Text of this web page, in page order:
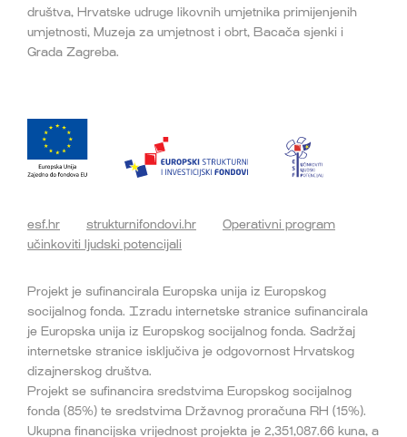
društva, Hrvatske udruge likovnih umjetnika primijenjenih
umjetnosti, Muzeja za umjetnost i obrt, Bacača sjenki i
Grada Zagreba.
esf.hr strukturnifondovi.hr
Operativni program
učinkoviti ljudski potencijali
Projekt je sufinancirala Europska unija iz Europskog
socijalnog fonda. Izradu internetske stranice sufinancirala
je Europska unija iz Europskog socijalnog fonda. Sadržaj
internetske stranice isključiva je odgovornost Hrvatskog
dizajnerskog društva.
Projekt se sufinancira sredstvima Europskog socijalnog
fonda (85%) te sredstvima Državnog proračuna RH (15%).
Ukupna financijska vrijednost projekta je 2,351,087.66 kuna, a